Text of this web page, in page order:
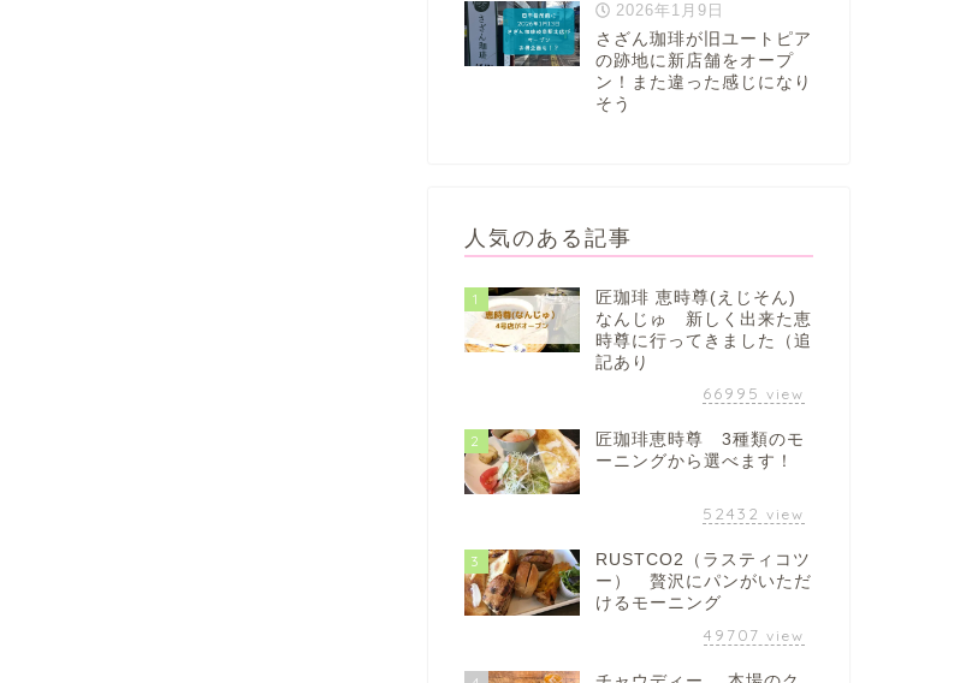
2026年1月9日
さざん珈琲が旧ユートピア
の跡地に新店舗をオープ
ン！また違った感じになり
そう
人気のある記事
1
匠珈琲 恵時尊(えじそん)
なんじゅ 新しく出来た恵
時尊に行ってきました（追
記あり
66995 view
2
匠珈琲恵時尊 3種類のモ
ーニングから選べます！
52432 view
3
RUSTCO2（ラスティコツ
ー） 贅沢にパンがいただ
けるモーニング
49707 view